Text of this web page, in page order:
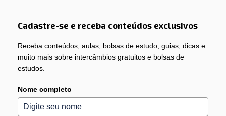
Cadastre-se e receba conteúdos exclusivos
Receba conteúdos, aulas, bolsas de estudo, guias, dicas e
muito mais sobre intercâmbios gratuitos e bolsas de
estudos.
Nome completo